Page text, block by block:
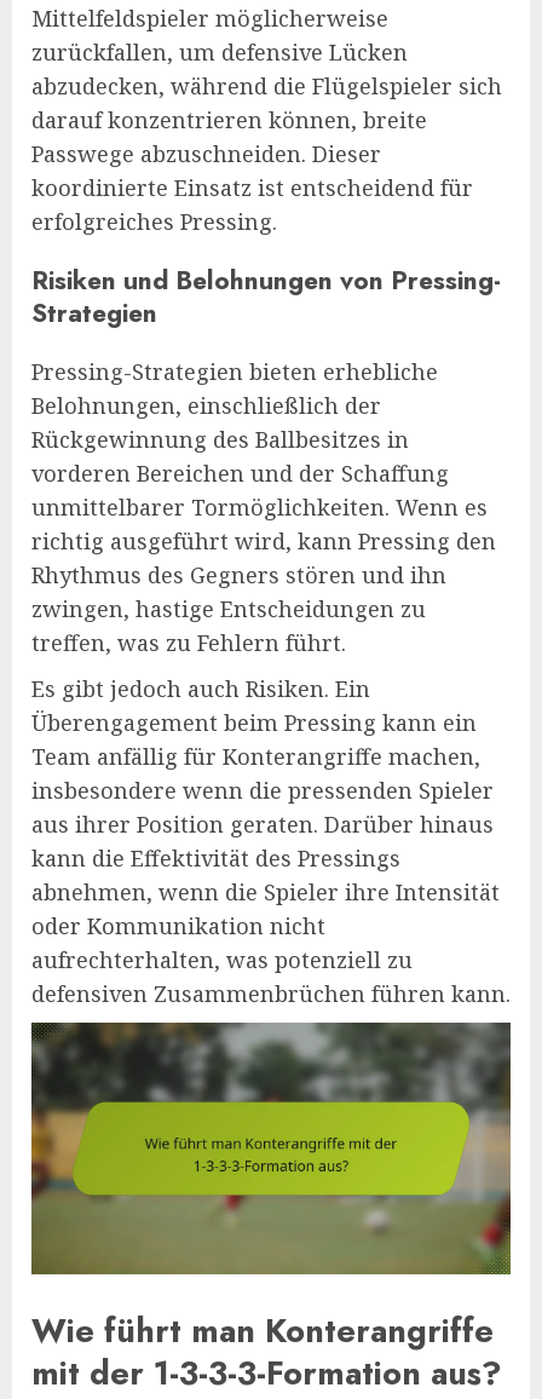
Mittelfeldspieler möglicherweise
zurückfallen, um defensive Lücken
abzudecken, während die Flügelspieler sich
darauf konzentrieren können, breite
Passwege abzuschneiden. Dieser
koordinierte Einsatz ist entscheidend für
erfolgreiches Pressing.
Risiken und Belohnungen von Pressing-
Strategien
Pressing-Strategien bieten erhebliche
Belohnungen, einschließlich der
Rückgewinnung des Ballbesitzes in
vorderen Bereichen und der Schaffung
unmittelbarer Tormöglichkeiten. Wenn es
richtig ausgeführt wird, kann Pressing den
Rhythmus des Gegners stören und ihn
zwingen, hastige Entscheidungen zu
treffen, was zu Fehlern führt.
Es gibt jedoch auch Risiken. Ein
Überengagement beim Pressing kann ein
Team anfällig für Konterangriffe machen,
insbesondere wenn die pressenden Spieler
aus ihrer Position geraten. Darüber hinaus
kann die Effektivität des Pressings
abnehmen, wenn die Spieler ihre Intensität
oder Kommunikation nicht
aufrechterhalten, was potenziell zu
defensiven Zusammenbrüchen führen kann.
Wie führt man Konterangriffe
mit der 1-3-3-3-Formation aus?